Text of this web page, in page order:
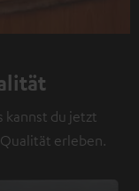
kannst du jetzt
erleben.